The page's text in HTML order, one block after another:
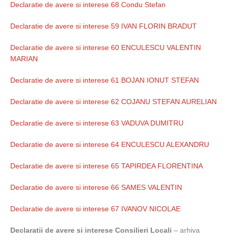
Declaratie de avere si interese 68 Condu Stefan
Declaratie de avere si interese 59 IVAN FLORIN BRADUT
Declaratie de avere si interese 60 ENCULESCU VALENTIN
MARIAN
Declaratie de avere si interese 61 BOJAN IONUT STEFAN
Declaratie de avere si interese 62 COJANU STEFAN AURELIAN
Declaratie de avere si interese 63 VADUVA DUMITRU
Declaratie de avere si interese 64 ENCULESCU ALEXANDRU
Declaratie de avere si interese 65 TAPIRDEA FLORENTINA
Declaratie de avere si interese 66 SAMES VALENTIN
Declaratie de avere si interese 67 IVANOV NICOLAE
Declaratii de avere si interese Consilieri Locali – arhiva